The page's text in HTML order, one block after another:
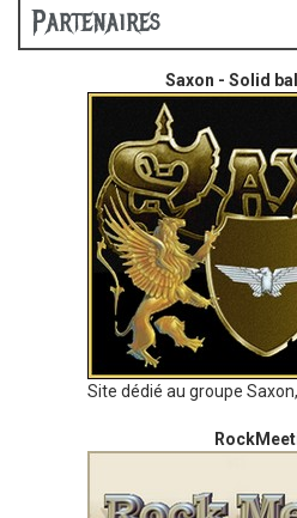
Partenaires
Saxon - Solid
Site dédié au groupe